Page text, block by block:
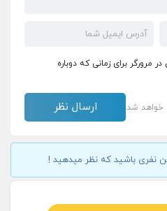
مرورگر برای زمانی که دوباره
خواهد شد
نفری باشید که نظر میدهید !